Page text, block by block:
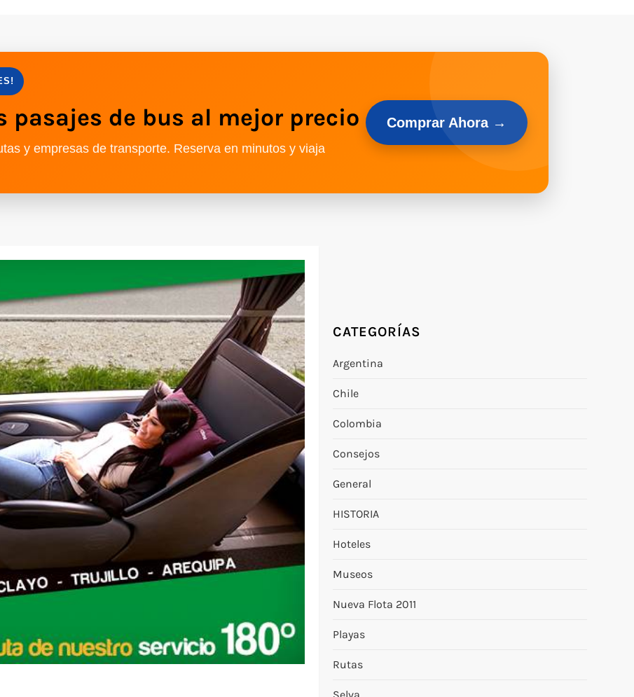
pasajes de bus al mejor precio
y empresas de transporte. Reserva en minutos y viaja
Comprar Ahora →
CATEGORÍAS
Argentina
Chile
Colombia
Consejos
General
HISTORIA
Hoteles
Museos
Nueva Flota 2011
Playas
Rutas